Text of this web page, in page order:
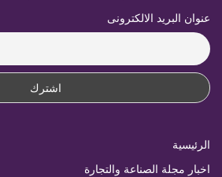
عنوان البريد الالكترونى
الرئيسية
اخبار مجلة الصناعة والتجارة